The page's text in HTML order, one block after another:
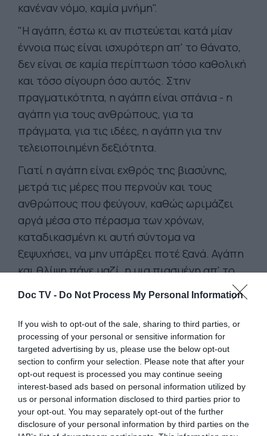
Doc TV - Do Not Process My Personal Information
If you wish to opt-out of the sale, sharing to third parties, or
processing of your personal or sensitive information for
targeted advertising by us, please use the below opt-out
section to confirm your selection. Please note that after your
opt-out request is processed you may continue seeing
interest-based ads based on personal information utilized by
us or personal information disclosed to third parties prior to
your opt-out. You may separately opt-out of the further
disclosure of your personal information by third parties on the
κανέναν νόμο, καμία μνήμη".
"Η αγάπη, έστω κι αν πιστεύεται κατά μίαν
έννοια πως είναι ισχυρότερη απ' το θάνατο,
δεν είναι σε καμία περίπτωση τόσο καθολική
και τόσο σίγουρη όσο αυτός. Στην
πραγματικότητα, η αγάπη είναι σπάνια - η
αγάπη για τους ανθρώπους, για τα
πράγματα, για τις ιδέες, η αγάπη για την
τελειοποιημένη δεξιότητα.
Γιατί η αγάπη είναι εχθρός της βιασύνης,
μετρά τις μέρες που περνούν και τους
ανθρώπους που φεύγουν, καθώς ωριμάζει
αργά μέσα στο πέρασμα των χρόνων,
καταδικασμένη κι αυτή σύντομα να
ξεψυχήσει, να μην υπάρξει ποτέ ξανά. Αγάπη
και θλίψη πάνε μαζί, η μια πιασμένη απ' το
αλλάζουν γρήγορα, πιο γρήγορα κι από τα
είδωλα των σύννεφων που περνούν πάνω
στον καθρέπτη της θάλασσας".
Τζόζεφ Κόνραντ: Ο καθρέφτης της θάλασσας,
μτφ΅Δημήτρης-Χρυσός Τομαράς, Εκδόσεις
Ίνδικτος. Ο Joseph Conrad (κατά κόσμον
Josef Teodor Konrad Nalecz Korzeniowski)